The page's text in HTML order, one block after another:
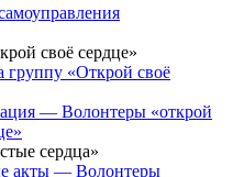
своё сердце»
группу «Открой своё
— Волонтеры «открой
сердца»
акты — Волонтеры